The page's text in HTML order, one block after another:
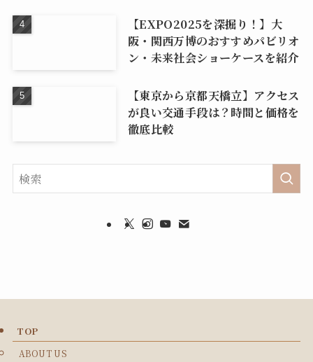
【EXPO2025を深掘り！】大
阪・関西万博のおすすめパビリオ
ン・未来社会ショーケースを紹介
【東京から京都天橋立】アクセス
が良い交通手段は？時間と価格を
徹底比較
TOP
ABOUT US